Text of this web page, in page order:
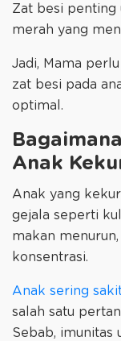
Zat besi penting
merah yang
Jadi, Mama
zat besi pada
optimal.
Anak
Anak yang
gejala seperti
makan
konsentrasi.
Anak sering
salah satu
Sebab, imunitas